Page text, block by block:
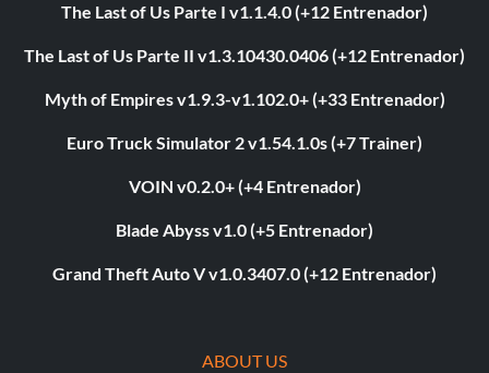
The Last of Us Parte I v1.1.4.0 (+12 Entrenador)
The Last of Us Parte II v1.3.10430.0406 (+12 Entrenador)
Myth of Empires v1.9.3-v1.102.0+ (+33 Entrenador)
Euro Truck Simulator 2 v1.54.1.0s (+7 Trainer)
VOIN v0.2.0+ (+4 Entrenador)
Blade Abyss v1.0 (+5 Entrenador)
Grand Theft Auto V v1.0.3407.0 (+12 Entrenador)
ABOUT US